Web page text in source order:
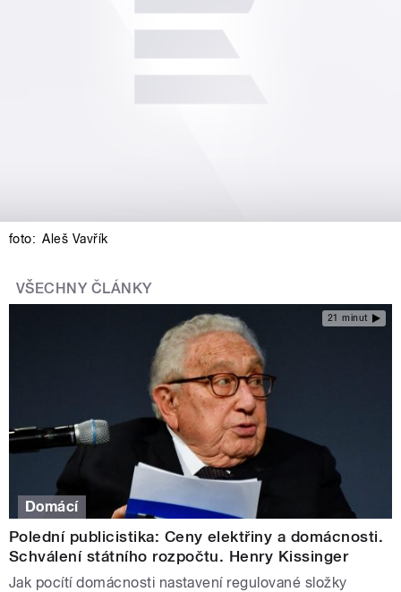
foto: Aleš Vavřík
VŠECHNY ČLÁNKY
21 minut
Domácí
Polední publicistika: Ceny elektřiny a domácnosti.
Schválení státního rozpočtu. Henry Kissinger
Jak pocítí domácnosti nastavení regulované složky